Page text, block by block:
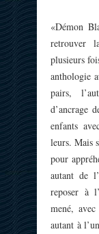
«Démon
retrouver
plusieurs
anthologie
pairs,
d’ancrage
enfants
leurs. Mais
pour
autant de
reposer à
mené,
autant à